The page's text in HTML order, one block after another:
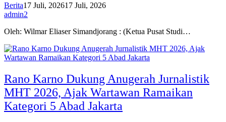
Berita17 Juli, 202617 Juli, 2026
admin2
Oleh: Wilmar Eliaser Simandjorang : (Ketua Pusat Studi…
Rano Karno Dukung Anugerah Jurnalistik
MHT 2026, Ajak Wartawan Ramaikan
Kategori 5 Abad Jakarta